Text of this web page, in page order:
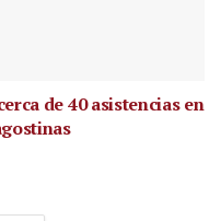
de 40 asistencias en